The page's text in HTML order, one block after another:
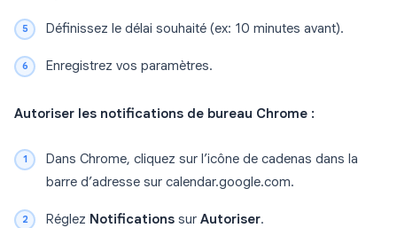
Définissez le délai souhaité (ex: 10 minutes avant).
Enregistrez vos paramètres.
Autoriser les notifications de bureau Chrome :
Dans Chrome, cliquez sur l’icône de cadenas dans la
barre d’adresse sur calendar.google.com.
Réglez Notifications sur Autoriser.